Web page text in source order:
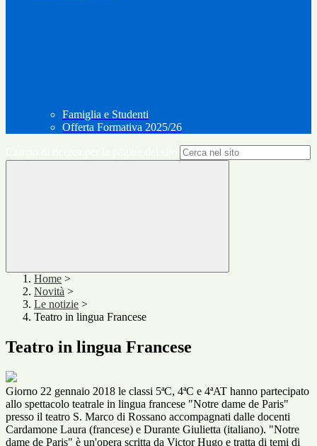
Famiglia e Studenti
Offerta Formativa 2025/26
Home >
Novità >
Le notizie >
Teatro in lingua Francese
Teatro in lingua Francese
Giorno 22 gennaio 2018 le classi 5ªC, 4ªC e 4ªAT hanno partecipato
allo spettacolo teatrale in lingua francese "Notre dame de Paris"
presso il teatro S. Marco di Rossano accompagnati dalle docenti
Cardamone Laura (francese) e Durante Giulietta (italiano). "Notre
dame de Paris" è un'opera scritta da Victor Hugo e tratta di temi di